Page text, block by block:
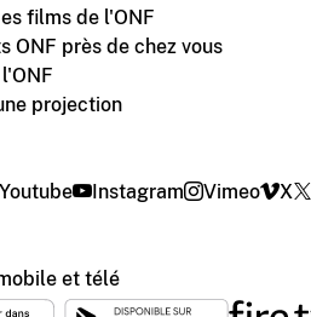
films de l'ONF
ONF près de chez vous
projection
Youtube Instagram Vimeo X
et télé